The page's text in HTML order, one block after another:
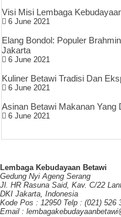
Visi Misi Lembaga
6 June 2021
Elang Bondol: Populer
Jakarta
6 June 2021
Kuliner Betawi Tradisi Dan
6 June 2021
Asinan Betawi Makanan Yang
6 June 2021
Lembaga Kebudayaan Betawi
Gedung Nyi Ageng Serang
Jl. HR Rasuna Said, Kav. C/22
DKI Jakarta, Indonesia
Kode Pos : 12950 Telp : (021) 526
Email :